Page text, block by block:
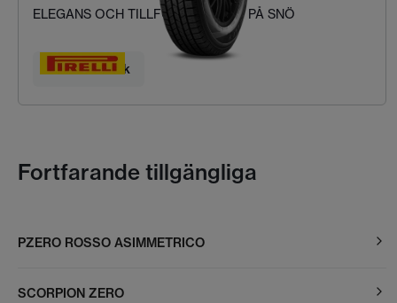
ELEGANS OCH TILLFÖRLITLIGHET PÅ SNÖ
Hitta ditt däck
Fortfarande tillgängliga
PZERO ROSSO ASIMMETRICO
SCORPION ZERO